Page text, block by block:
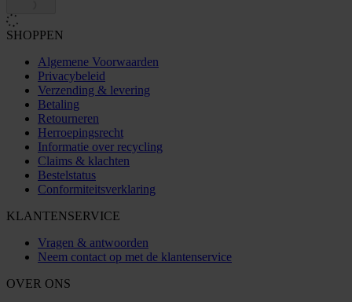
SHOPPEN
Algemene Voorwaarden
Privacybeleid
Verzending & levering
Betaling
Retourneren
Herroepingsrecht
Informatie over recycling
Claims & klachten
Bestelstatus
Conformiteitsverklaring
KLANTENSERVICE
Vragen & antwoorden
Neem contact op met de klantenservice
OVER ONS